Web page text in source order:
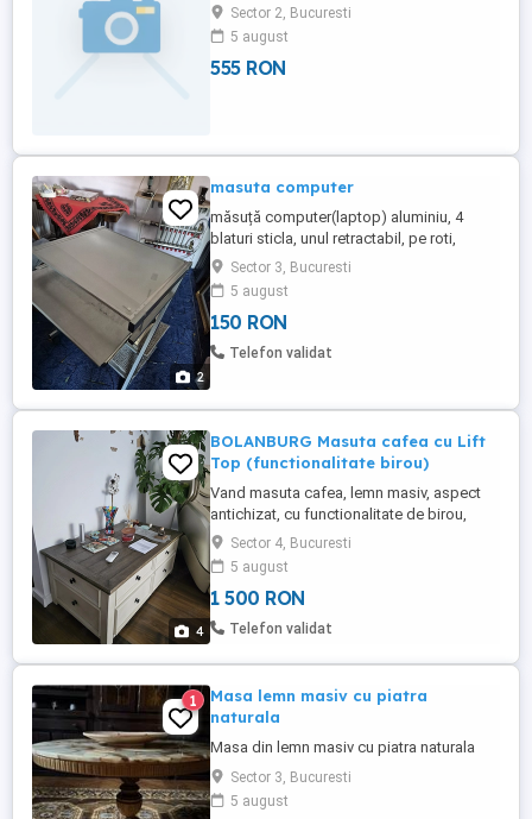
perfecta
Sector 2, Bucuresti
5 august
555 RON
2
masuta computer
măsuță computer(laptop) aluminiu, 4
blaturi sticla, unul retractabil, pe roti,
perfectă stare.
Sector 3, Bucuresti
5 august
150 RON
Telefon validat
4
BOLANBURG Masuta cafea cu Lift
Top (functionalitate birou)
Vand masuta cafea, lemn masiv, aspect
antichizat, cu functionalitate de birou,
rotite pentru deplasare. Achizitionata de la
Mobexpert, stare impecabila. Dimensiuni:
117 x 66 x 48 cm Această masă de cafea
Bolanburg este un obiect multifuncțional,
ideal pentru a fi folosit și în birou. Are un
Sector 4, Bucuresti
5 august
1 500 RON
Telefon validat
1
Masa lemn masiv cu piatra
naturala
Masa din lemn masiv cu piatra naturala
Sector 3, Bucuresti
5 august